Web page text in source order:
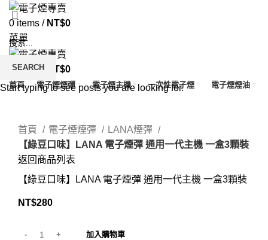
0 items / NT$0
菜單
0items / NT$0
首頁 電子煙煙彈 電子煙主機 一次性電子煙 電子煙煙油
首頁
電子煙煙彈
LANA煙彈
【綠豆口味】LANA 電子煙彈 通用一代主機 一盒3顆裝
返回商品列表
【綠豆口味】LANA 電子煙彈 通用一代主機 一盒3顆裝
NT$280
加入購物車
SEARCH
Start typing to see posts you are looking for.